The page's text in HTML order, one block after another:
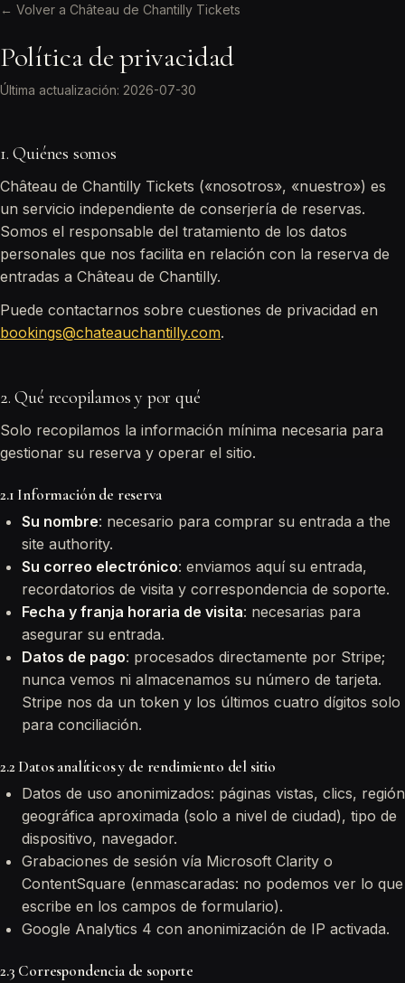
← Volver a Château de Chantilly Tickets
Política de privacidad
Última actualización: 2026-07-30
1. Quiénes somos
Château de Chantilly Tickets («nosotros», «nuestro») es
un servicio independiente de conserjería de reservas.
Somos el responsable del tratamiento de los datos
personales que nos facilita en relación con la reserva de
entradas a Château de Chantilly.
Puede contactarnos sobre cuestiones de privacidad en
bookings@chateauchantilly.com.
2. Qué recopilamos y por qué
Solo recopilamos la información mínima necesaria para
gestionar su reserva y operar el sitio.
2.1 Información de reserva
Su nombre: necesario para comprar su entrada a the
site authority.
Su correo electrónico: enviamos aquí su entrada,
recordatorios de visita y correspondencia de soporte.
Fecha y franja horaria de visita: necesarias para
asegurar su entrada.
Datos de pago: procesados directamente por Stripe;
nunca vemos ni almacenamos su número de tarjeta.
Stripe nos da un token y los últimos cuatro dígitos solo
para conciliación.
2.2 Datos analíticos y de rendimiento del sitio
Datos de uso anonimizados: páginas vistas, clics, región
geográfica aproximada (solo a nivel de ciudad), tipo de
dispositivo, navegador.
Grabaciones de sesión vía Microsoft Clarity o
ContentSquare (enmascaradas: no podemos ver lo que
escribe en los campos de formulario).
Google Analytics 4 con anonimización de IP activada.
2.3 Correspondencia de soporte